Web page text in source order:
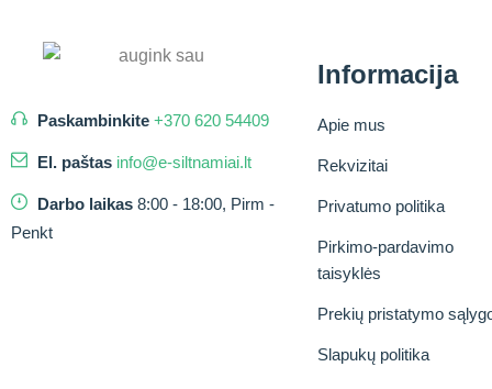
Paskambinkite +370 620 54409
El. paštas info@e-siltnamiai.lt
Darbo laikas 8:00 - 18:00, Pirm -
Penkt
Informacija
Apie mus
Rekvizitai
Privatumo politika
Pirkimo-pardavimo
taisyklės
Prekių pristatymo
Slapukų politika